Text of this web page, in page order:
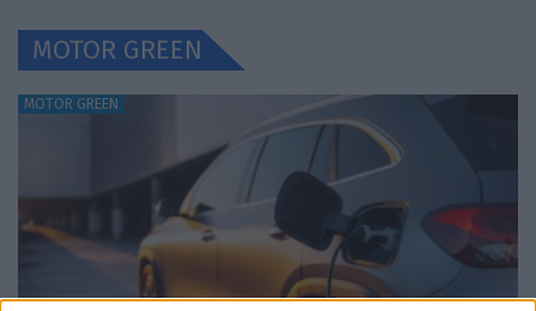
MOTOR GREEN
MOTOR GREEN